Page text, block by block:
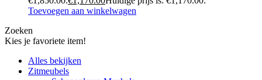
Toevoegen aan winkelwagen
Zoeken
Kies je favoriete item!
Alles bekijken
Zitmeubels